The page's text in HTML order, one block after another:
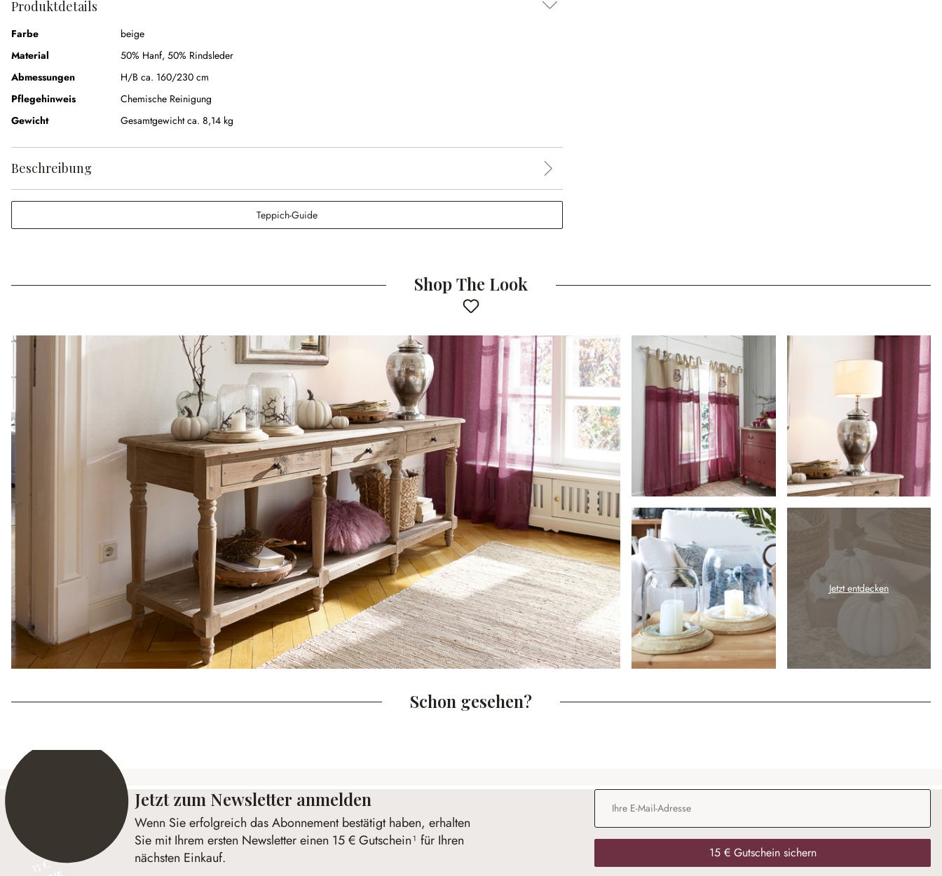
Produktdetails
Farbe
beige
Material
50% Hanf, 50% Rindsleder
Abmessungen
H/B ca. 160/230 cm
Pflegehinweis
Chemische Reinigung
Gewicht
Gesamtgewicht ca. 8,14 kg
Beschreibung
Teppich-Guide
Shop The Look
Jetzt entdecken
Schon gesehen?
15 €
Jetzt zum Newsletter anmelden
Wenn Sie erfolgreich das Abonnement bestätigt haben, erhalten
Sie mit Ihrem ersten Newsletter einen 15 € Gutschein¹ für Ihren
nächsten Einkauf.
E-Mail-Adresse
15 € Gutschein sichern